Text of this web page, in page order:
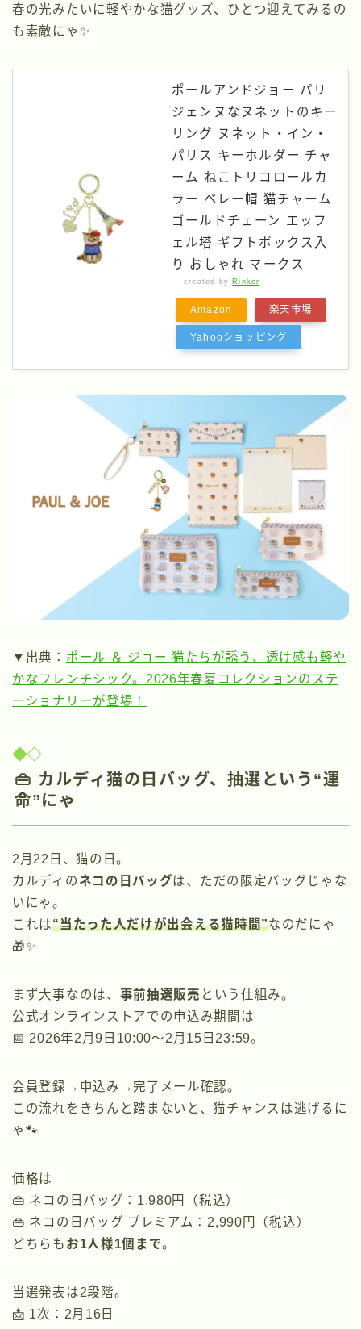
春の光みたいに軽やかな猫グッズ、ひとつ迎えてみるの
も素敵にゃ✨
ポールアンドジョー パリ
ジェンヌなヌネットのキー
リング ヌネット・イン・
パリス キーホルダー チャ
ーム ねこトリコロールカ
ラー ベレー帽 猫チャーム
ゴールドチェーン エッフ
ェル塔 ギフトボックス入
り おしゃれ マークス
created by Rinker
Amazon 楽天市場
Yahooショッピング
▼出典： ポール ＆ ジョー 猫たちが誘う、透け感も軽や
かなフレンチシック。2026年春夏コレクションのステ
ーショナリーが登場！
👜 カルディ猫の日バッグ、抽選という“運
命”にゃ
2月22日、猫の日。
カルディの ネコの日バッグは、ただの限定バッグじゃな
いにゃ。
これは“当たった人だけが出会える猫時間”なのだにゃ
🎁✨
まず大事なのは、 事前抽選販売 という仕組み。
公式オンラインストアでの申込み期間は
📅 2026年2月9日10:00〜2月15日23:59。
会員登録→申込み→完了メール確認。
この流れをきちんと踏まないと、猫チャンスは逃げるに
ゃ🐾
価格は
👜 ネコの日バッグ：1,980円（税込）
👜 ネコの日バッグ プレミアム：2,990円（税込）
どちらも お1人様1個まで。
当選発表は2段階。
📩 1次：2月16日